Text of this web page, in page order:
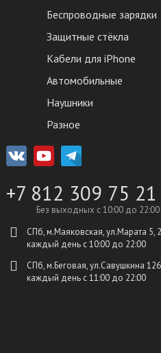
Беспроводные зарядки
Защитные стёкла
Кабели для iPhone
Автомобильные
Наушники
Разное
+7 812 309 75 21
Без выходных с 10:00 до 22:00
СПб, м.Маяковская, ул.Марата 5,
каждый день c 10:00 до 22:00
СПб, м.Беговая, ул.Савушкина
каждый день c 11:00 до 22:00